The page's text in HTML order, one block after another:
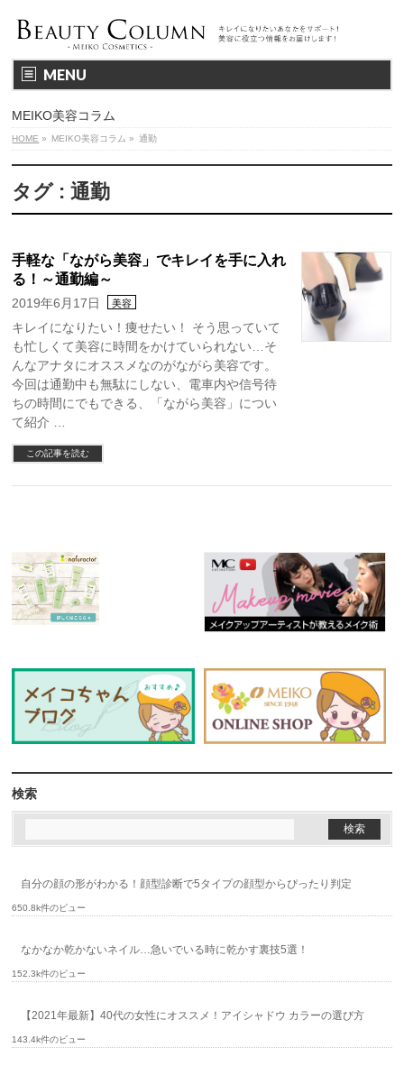
MENU
MEIKO美容コラム
HOME » MEIKO美容コラム » 通勤
タグ : 通勤
手軽な「ながら美容」でキレイを手に入れ
る！～通勤編～
2019年6月17日 美容
キレイになりたい！痩せたい！ そう思っていて
も忙しくて美容に時間をかけていられない…そ
んなアナタにオススメなのがながら美容です。
今回は通勤中も無駄にしない、電車内や信号待
ちの時間にでもできる、「ながら美容」につい
て紹介 …
この記事を読む
検索
自分の顔の形がわかる！顔型診断で5タイプの顔型からぴったり判定
650.8k件のビュー
なかなか乾かないネイル…急いでいる時に乾かす裏技5選！
152.3k件のビュー
【2021年最新】40代の女性にオススメ！アイシャドウ カラーの選び方
143.4k件のビュー